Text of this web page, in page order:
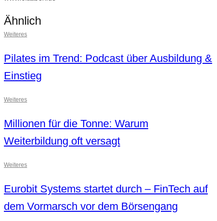
Ähnlich
Weiteres
Pilates im Trend: Podcast über Ausbildung &
Einstieg
Weiteres
Millionen für die Tonne: Warum
Weiterbildung oft versagt
Weiteres
Eurobit Systems startet durch – FinTech auf
dem Vormarsch vor dem Börsengang